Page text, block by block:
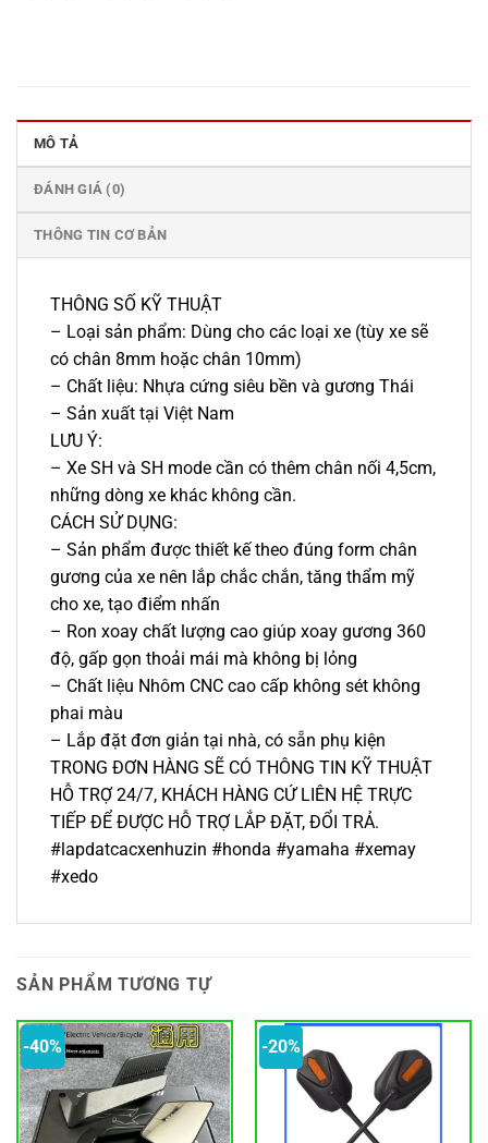
MÔ TẢ
ĐÁNH GIÁ (0)
THÔNG TIN CƠ BẢN
THÔNG SỐ KỸ THUẬT
– Loại sản phẩm: Dùng cho các loại xe (tùy xe sẽ
có chân 8mm hoặc chân 10mm)
– Chất liệu: Nhựa cứng siêu bền và gương Thái
– Sản xuất tại Việt Nam
LƯU Ý:
– Xe SH và SH mode cần có thêm chân nối 4,5cm,
những dòng xe khác không cần.
CÁCH SỬ DỤNG:
– Sản phẩm được thiết kế theo đúng form chân
gương của xe nên lắp chắc chắn, tăng thẩm mỹ
cho xe, tạo điểm nhấn
– Ron xoay chất lượng cao giúp xoay gương 360
độ, gấp gọn thoải mái mà không bị lỏng
– Chất liệu Nhôm CNC cao cấp không sét không
phai màu
– Lắp đặt đơn giản tại nhà, có sẵn phụ kiện
TRONG ĐƠN HÀNG SẼ CÓ THÔNG TIN KỸ THUẬT
HỖ TRỢ 24/7, KHÁCH HÀNG CỨ LIÊN HỆ TRỰC
TIẾP ĐỂ ĐƯỢC HỖ TRỢ LẮP ĐẶT, ĐỔI TRẢ.
#lapdatcacxenhuzin #honda #yamaha #xemay
#xedo
SẢN PHẨM TƯƠNG TỰ
-40% -20%